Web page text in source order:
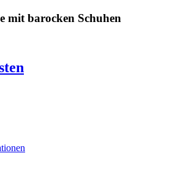
mit barocken Schuhen